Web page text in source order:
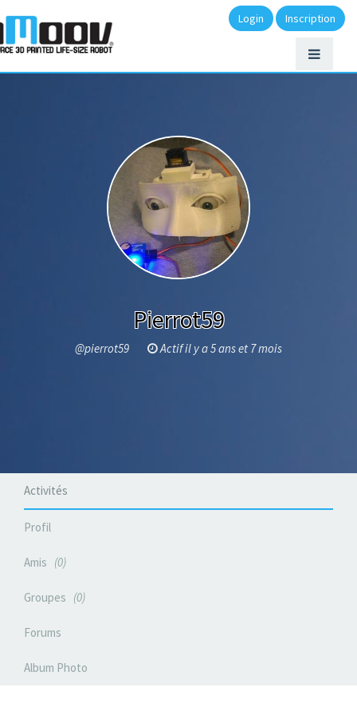
Login Inscription
Pierrot59
@pierrot59 Actif il y a 5 ans et 7 mois
Activités
Profil
Amis 0
Groupes 0
Forums
Album Photo